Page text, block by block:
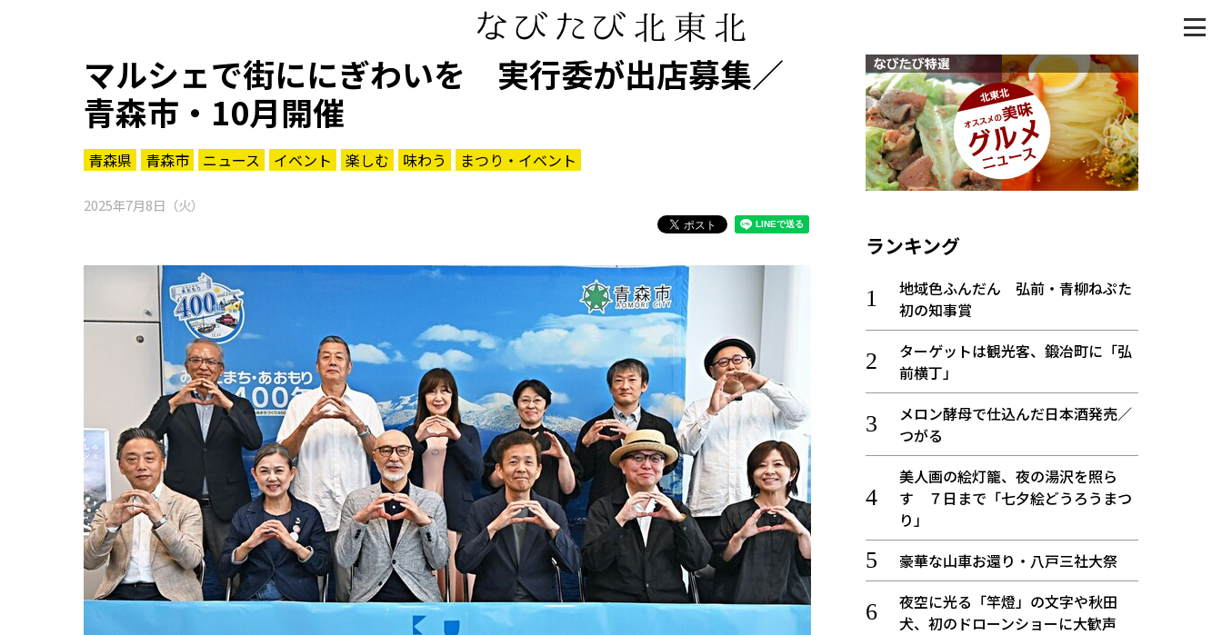
マルシェで街ににぎわいを 実行委が出店募集／
青森市・10月開催
青森県 青森市 ニュース イベント 楽しむ 味わう まつり・イベント
2025年7月8日（火）
ランキング
地域色ふんだん 弘前・青柳ねぷた
初の知事賞
ターゲットは観光客、鍛冶町に「弘
前横丁」
メロン酵母で仕込んだ日本酒発売／
つがる
美人画の絵灯籠、夜の湯沢を照ら
す ７日まで「七夕絵どうろうまつ
り」
豪華な山車お還り・八戸三社大祭
夜空に光る「竿燈」の文字や秋田
犬、初のドローンショーに大歓声
まつり・イベント
おみやげ・特産
道の駅・産直
アウトドア・レジャー